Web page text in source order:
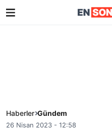
Haberler Gündem
26 Nisan 2023 - 12:58